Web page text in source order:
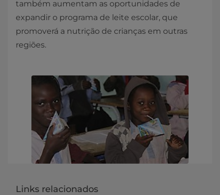
também aumentam as oportunidades de
expandir o programa de leite escolar, que
promoverá a nutrição de crianças em outras
regiões.
Links relacionados